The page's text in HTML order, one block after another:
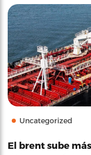
Uncategorized
El brent sube